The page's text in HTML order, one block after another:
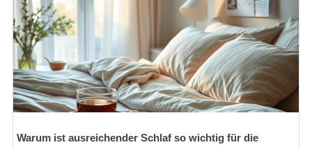
Warum ist ausreichender Schlaf so wichtig für die